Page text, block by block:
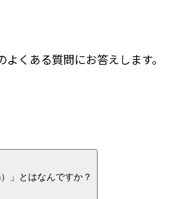
くある質問にお答えします。
」とはなんですか？